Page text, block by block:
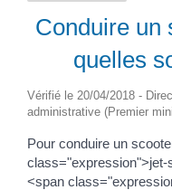
Conduire un
quelles
Vérifié le 20/04/2018 -
administrative (Premier
Pour conduire un
<span